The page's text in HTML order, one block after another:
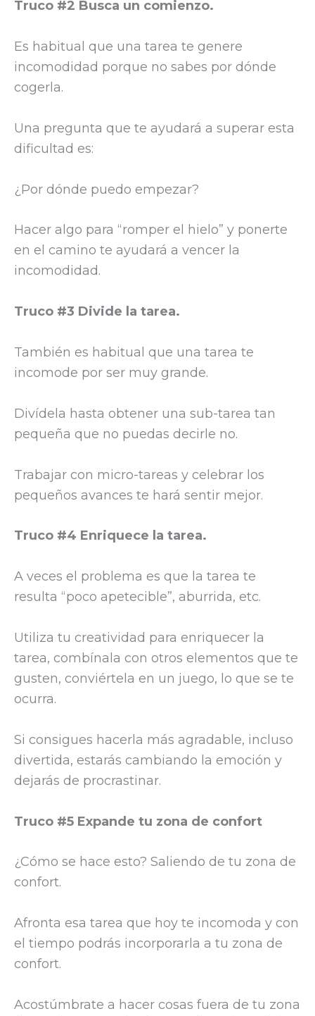
Truco #2 Busca un comienzo.
Es habitual que una tarea te genere
incomodidad porque no sabes por dónde
cogerla.
Una pregunta que te ayudará a superar esta
dificultad es:
¿Por dónde puedo empezar?
Hacer algo para “romper el hielo” y ponerte
en el camino te ayudará a vencer la
incomodidad.
Truco #3 Divide la tarea.
También es habitual que una tarea te
incomode por ser muy grande.
Divídela hasta obtener una sub-tarea tan
pequeña que no puedas decirle no.
Trabajar con micro-tareas y celebrar los
pequeños avances te hará sentir mejor.
Truco #4 Enriquece la tarea.
A veces el problema es que la tarea te
resulta “poco apetecible”, aburrida, etc.
Utiliza tu creatividad para enriquecer la
tarea, combínala con otros elementos que te
gusten, conviértela en un juego, lo que se te
ocurra.
Si consigues hacerla más agradable, incluso
divertida, estarás cambiando la emoción y
dejarás de procrastinar.
Truco #5 Expande tu zona de confort
¿Cómo se hace esto? Saliendo de tu zona de
confort.
Afronta esa tarea que hoy te incomoda y con
el tiempo podrás incorporarla a tu zona de
confort.
Acostúmbrate a hacer cosas fuera de tu zona